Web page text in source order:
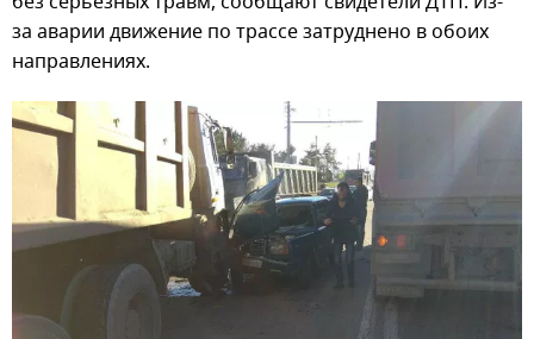
за аварии движение по трассе затруднено в обоих
направлениях.